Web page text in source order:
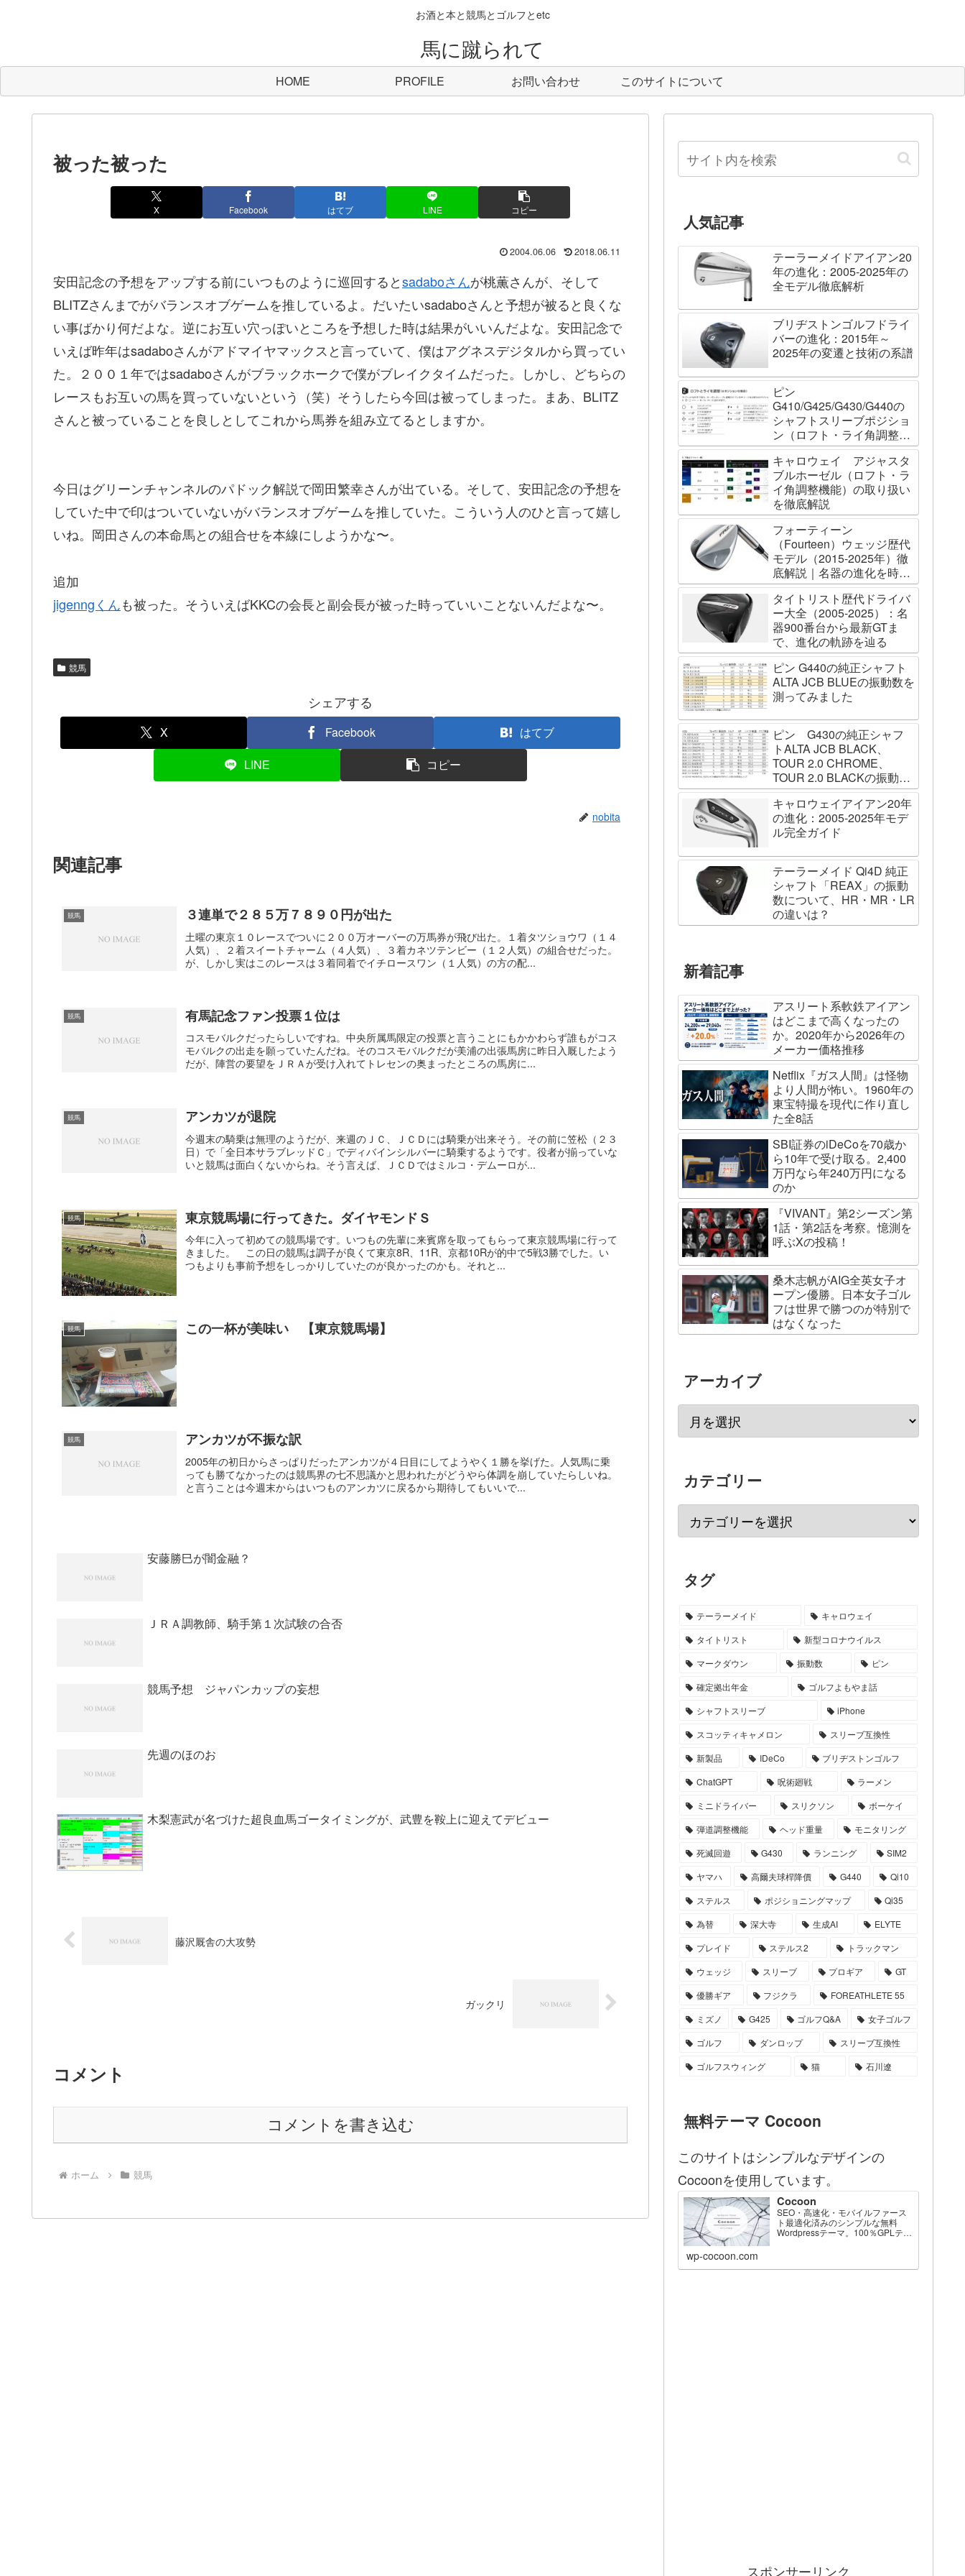
お酒と本と競馬とゴルフとetc
馬に蹴られて
HOME PROFILE お問い合わせ このサイトについて
被った被った
X Facebook はてブ LINE コピー
2004.06.06 2018.06.11
安田記念の予想をアップする前にいつものように巡回するとsadaboさんが桃薫さんが、そして
BLITZさんまでがバランスオブゲームを推しているよ。だいたいsadaboさんと予想が被ると良くな
い事ばかり何だよな。逆にお互い穴っぽいところを予想した時は結果がいいんだよな。安田記念で
いえば昨年はsadaboさんがアドマイヤマックスと言っていて、僕はアグネスデジタルから買ってい
た。２００１年ではsadaboさんがブラックホークで僕がブレイクタイムだった。しかし、どちらの
レースもお互いの馬を買っていないという（笑）そうしたら今回は被ってしまった。まあ、BLITZ
さんと被っていることを良しとしてこれから馬券を組み立てるとしますか。
今日はグリーンチャンネルのパドック解説で岡田繁幸さんが出ている。そして、安田記念の予想を
していた中で印はついていないがバランスオブゲームを推していた。こういう人のひと言って嬉し
いね。岡田さんの本命馬との組合せを本線にしようかな〜。
追加
jigenngくんも被った。そういえばKKCの会長と副会長が被った時っていいことないんだよな〜。
競馬
シェアする
X Facebook
はてブ
LINE
コピー
nobita
関連記事
競馬 ３連単で２８５万７８９０円が出た
土曜の東京１０レースでついに２００万オーバーの万馬券が飛び出た。１着タツショウワ（１４
人気）、２着スイートチャーム（４人気）、３着カネツテンビー（１２人気）の組合せだった。
が、しかし実はこのレースは３着同着でイチロースワン（１人気）の方の配...
競馬 有馬記念ファン投票１位は
コスモバルクだったらしいですね。中央所属馬限定の投票と言うことにもかかわらず誰もがコス
モバルクの出走を願っていたんだね。そのコスモバルクだが美浦の出張馬房に昨日入厩したよう
だが、陣営の要望をＪＲＡが受け入れてトレセンの奥まったところの馬房に...
競馬 アンカツが退院
今週末の騎乗は無理のようだが、来週のＪＣ、ＪＣＤには騎乗が出来そう。その前に笠松（２３
日）で「全日本サラブレッドＣ」でディバインシルバーに騎乗するようです。役者が揃っていな
いと競馬は面白くないからね。そう言えば、ＪＣＤではミルコ・デムーロが...
競馬 東京競馬場に行ってきた。ダイヤモンドＳ
今年に入って初めての競馬場です。いつもの先輩に来賓席を取ってもらって東京競馬場に行って
きました。 この日の競馬は調子が良くて東京8R、11R、京都10Rが的中で5戦3勝でした。い
つもよりも事前予想をしっかりしていたのが良かったのかも。それと...
競馬 この一杯が美味い 【東京競馬場】
競馬 アンカツが不振な訳
2005年の初日からさっぱりだったアンカツが４日目にしてようやく１勝を挙げた。人気馬に乗
っても勝てなかったのは競馬界の七不思議かと思われたがどうやら体調を崩していたらしいね。
と言うことは今週末からはいつものアンカツに戻るから期待してもいいで...
安藤勝巳が闇金融？
ＪＲＡ調教師、騎手第１次試験の合否
競馬予想 ジャパンカップの妄想
先週のほのお
木梨憲武が名づけた超良血馬ゴータイミングが、武豊を鞍上に迎えてデビュー
藤沢厩舎の大攻勢
ガックリ
コメント
コメントを書き込む
ホーム 競馬
人気記事
テーラーメイドアイアン20
年の進化：2005-2025年の
全モデル徹底解析
ブリヂストンゴルフドライ
バーの進化：2015年～
2025年の変遷と技術の系譜
ピン
G410/G425/G430/G440の
シャフトスリーブポジショ
ン（ロフト・ライ角調整機
能）について
キャロウェイ アジャスタ
ブルホーゼル（ロフト・ラ
イ角調整機能）の取り扱い
を徹底解説
フォーティーン
（Fourteen）ウェッジ歴代
モデル（2015-2025年）徹
底解説｜名器の進化を時系
列で辿る
タイトリスト歴代ドライバ
ー大全（2005-2025）：名
器900番台から最新GTま
で、進化の軌跡を辿る
ピン G440の純正シャフト
ALTA JCB BLUEの振動数を
測ってみました
ピン G430の純正シャフ
トALTA JCB BLACK、
TOUR 2.0 CHROME、
TOUR 2.0 BLACKの振動数
を測ってみました
キャロウェイアイアン20年
の進化：2005-2025年モデ
ル完全ガイド
テーラーメイド Qi4D 純正
シャフト「REAX」の振動
数について、HR・MR・LR
の違いは？
新着記事
アスリート系軟鉄アイアン
はどこまで高くなったの
か。2020年から2026年の
メーカー価格推移
Netflix『ガス人間』は怪物
より人間が怖い。1960年の
東宝特撮を現代に作り直し
た全8話
SBI証券のiDeCoを70歳か
ら10年で受け取る。2,400
万円なら年240万円になる
のか
『VIVANT』第2シーズン第
1話・第2話を考察。憶測を
呼ぶXの投稿！
桑木志帆がAIG全英女子オ
ープン優勝。日本女子ゴル
フは世界で勝つのが特別で
はなくなった
アーカイブ
カテゴリー
タグ
テーラーメイド
キャロウェイ
タイトリスト
新型コロナウイルス
マークダウン
振動数
ピン
確定拠出年金
ゴルフよもやま話
シャフトスリーブ
iPhone
スコッティキャメロン
スリーブ互換性
新製品
IDeCo
ブリヂストンゴルフ
ChatGPT
呪術廻戦
ラーメン
ミニドライバー
スリクソン
ボーケイ
弾道調整機能
ヘッド重量
モニタリング
死滅回遊
G430 ランニング
SIM2
ヤマハ
高爾夫球桿降價 G440
Qi10
ステルス
ポジショニングマップ
Qi35
為替
深大寺 生成AI
ELYTE
プレイド
ステルス2
トラックマン
ウェッジ
スリーブ プロギア
GT
優勝ギア
フジクラ
FOREATHLETE 55
ミズノ
G425 ゴルフQ&A
女子ゴルフ
ゴルフ
ダンロップ
スリーブ互換性
ゴルフスウィング
猫 石川遼
無料テーマ Cocoon
このサイトはシンプルなデザインの
Cocoonを使用しています。
Cocoon
SEO・高速化・モバイルファース
ト最適化済みのシンプルな無料
Wordpressテーマ。100％GPLテー
wp-cocoon.com
スポンサーリンク